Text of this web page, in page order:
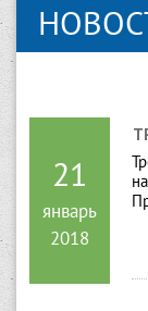
21
январь
2018